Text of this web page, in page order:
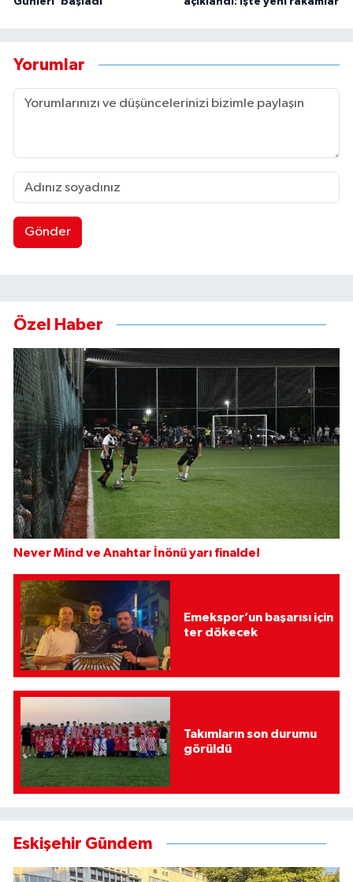
Yorumlar
Gönder
Özel Haber
Never Mind ve Anahtar İnönü yarı finalde!
Emekspor’un başarısı için
ter dökecek
Takımların son durumu
görüldü
Eskişehir Gündem